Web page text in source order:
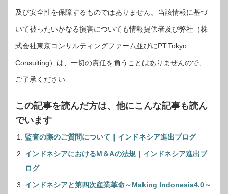
及び安全性を保障するものではありません。当該情報に基づ
いて被ったいかなる損害についても情報提供者及び弊社（株
式会社東京コンサルティングファーム並びにPT.Tokyo
Consulting）は、一切の責任を負うことはありませんので、
ご了承ください
この記事を読んだ方は、他にこんな記事も読ん
でいます
監査の際のご質問について｜インドネシア進出ブログ
インドネシアにおけるM＆Aの法規｜インドネシア進出ブ
ログ
インドネシアと第四次産業革命～Making Indonesia4.0～